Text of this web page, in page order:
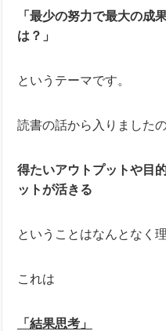
「最少の努力で最大の成
は？」
というテーマです。
読書の話から入りました
得たいアウトプットや目
ットが活きる
ということはなんとなく
これは
「結果思考」